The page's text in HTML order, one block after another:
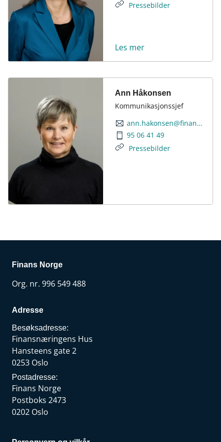
Pressebilder
Les mer
Ann Håkonsen
Kommunikasjonssjef
ann.hakonsen@finansnorge.no
95 06 41 49
Pressebilder
Finans Norge
Org. nr. 996 549 488
Adresse
Besøksadresse:
Finansnæringens Hus
Hansteens gate 2
0253 Oslo
Postadresse:
Finans Norge
Postboks 2473
0202 Oslo